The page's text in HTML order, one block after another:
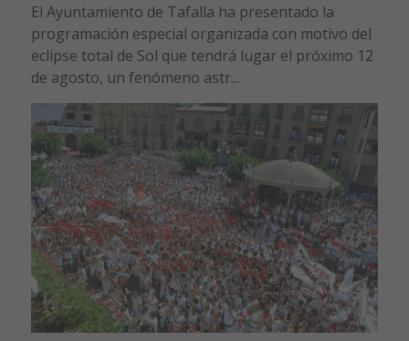
El Ayuntamiento de Tafalla ha presentado la
programación especial organizada con motivo del
eclipse total de Sol que tendrá lugar el próximo 12
de agosto, un fenómeno astr...